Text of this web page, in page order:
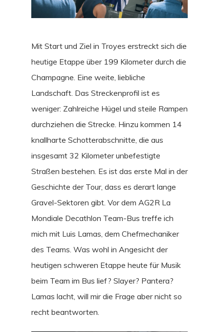
Mit Start und Ziel in Troyes erstreckt sich die
heutige Etappe über 199 Kilometer durch die
Champagne. Eine weite, liebliche
Landschaft. Das Streckenprofil ist es
weniger: Zahlreiche Hügel und steile Rampen
durchziehen die Strecke. Hinzu kommen 14
knallharte Schotterabschnitte, die aus
insgesamt 32 Kilometer unbefestigte
Straßen bestehen. Es ist das erste Mal in der
Geschichte der Tour, dass es derart lange
Gravel-Sektoren gibt. Vor dem AG2R La
Mondiale Decathlon Team-Bus treffe ich
mich mit Luis Lamas, dem Chefmechaniker
des Teams. Was wohl in Angesicht der
heutigen schweren Etappe heute für Musik
beim Team im Bus lief? Slayer? Pantera?
Lamas lacht, will mir die Frage aber nicht so
recht beantworten.